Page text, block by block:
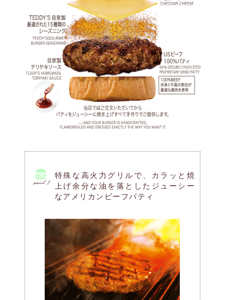
特殊な高火力グリルで、カラッと焼
上げ余分な油を落としたジューシー
なアメリカンビーフパティ